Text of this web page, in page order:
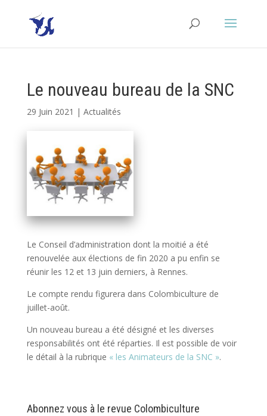
Le nouveau bureau de la SNC
29 Juin 2021 | Actualités
Le Conseil d’administration dont la moitié a été
renouvelée aux élections de fin 2020 a pu enfin se
réunir les 12 et 13 juin derniers, à Rennes.
Le compte rendu figurera dans Colombiculture de
juillet-août.
Un nouveau bureau a été désigné et les diverses
responsabilités ont été réparties. Il est possible de voir
le détail à la rubrique « les Animateurs de la SNC ».
Abonnez vous à le revue Colombiculture